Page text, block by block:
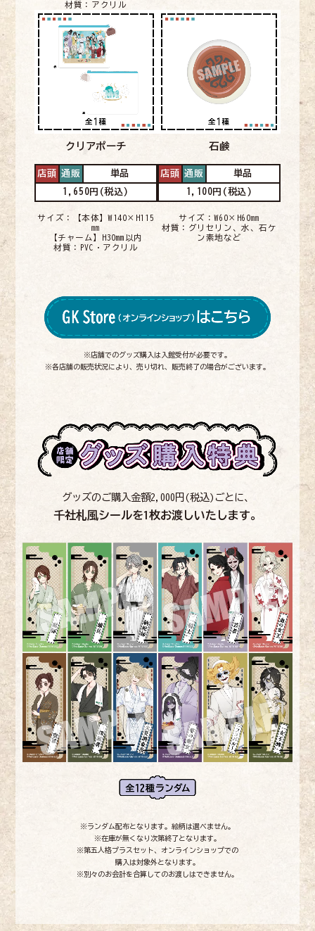
材質：アクリル
クリアポーチ
店頭 通販
単品
1,650円(税込)
サイズ：【本体】W140×H115
㎜
【チャーム】H30mm以内
材質：PVC・アクリル
石鹸
店頭 通販
単品
1,100円(税込)
サイズ：W60×H60㎜
材質：グリセリン、水、石ケ
ン素地など
※店舗でのグッズ購入は入館受付が必要です。
※各店舗の販売状況により、売り切れ、販売終了の場合がございます。
グッズのご購入金額2,000円(税込)ごとに、
千社札風シールを1枚お渡しいたします。
※ランダム配布となります。絵柄は選べません。
※在庫が無くなり次第終了となります。
※第五人格プラスセット、オンラインショップでの
購入は対象外となります。
※別々のお会計を合算してのお渡しはできません。